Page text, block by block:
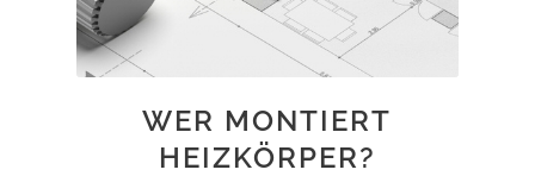
WER MONTIERT
HEIZKÖRPER?